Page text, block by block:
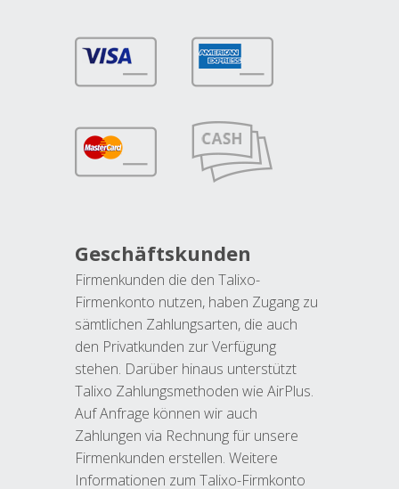
Geschäftskunden
Firmenkunden die den Talixo-
Firmenkonto nutzen, haben Zugang zu
sämtlichen Zahlungsarten, die auch
den Privatkunden zur Verfügung
stehen. Darüber hinaus unterstützt
Talixo Zahlungsmethoden wie AirPlus.
Auf Anfrage können wir auch
Zahlungen via Rechnung für unsere
Firmenkunden erstellen. Weitere
Informationen zum Talixo-Firmkonto